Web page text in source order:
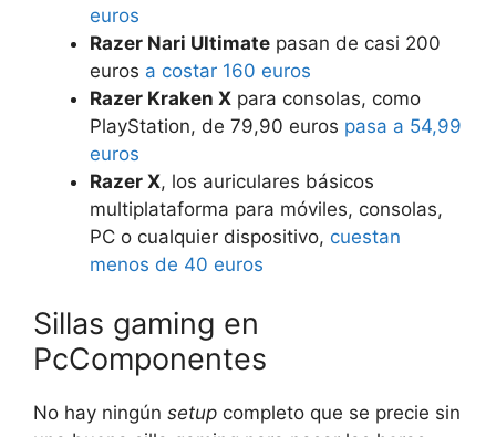
euros
Razer Nari Ultimate pasan de casi 200
euros a costar 160 euros
Razer Kraken X para consolas, como
PlayStation, de 79,90 euros pasa a 54,99
euros
Razer X, los auriculares básicos
multiplataforma para móviles, consolas,
PC o cualquier dispositivo, cuestan
menos de 40 euros
Sillas gaming en
PcComponentes
No hay ningún setup completo que se precie sin